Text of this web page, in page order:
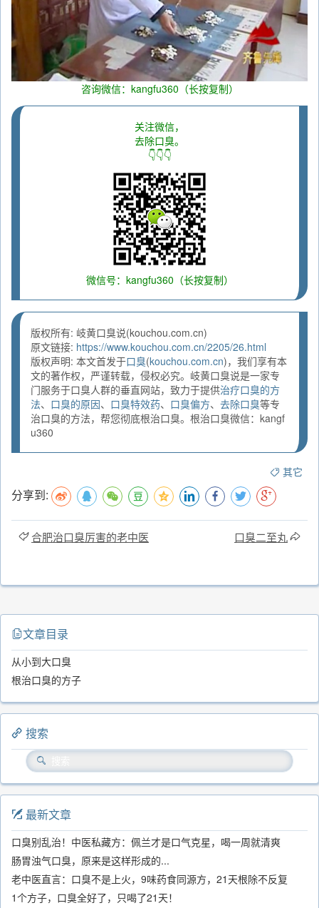
咨询微信：kangfu360（长按复制）
关注微信，
去除口臭。
👇👇👇
微信号：kangfu360（长按复制）
版权所有: 岐黄口臭说(kouchou.com.cn)
原文链接: https://www.kouchou.com.cn/2205/26.html
版权声明: 本文首发于口臭(kouchou.com.cn)，我们享有本
文的著作权，严谨转载，侵权必究。岐黄口臭说是一家专
门服务于口臭人群的垂直网站，致力于提供治疗口臭的方
法、 口臭的原因、 口臭特效药、 口臭偏方、 去除口臭等专
治口臭的方法，帮您彻底根治口臭。根治口臭微信：kangf
u360
其它
分享到:
合肥治口臭厉害的老中医 口臭二至丸
文章目录
从小到大口臭
根治口臭的方子
搜索
最新文章
口臭别乱治！中医私藏方：佩兰才是口气克星，喝一周就清爽
肠胃浊气口臭，原来是这样形成的...
老中医直言：口臭不是上火，9味药食同源方，21天根除不反复
1个方子，口臭全好了，只喝了21天！